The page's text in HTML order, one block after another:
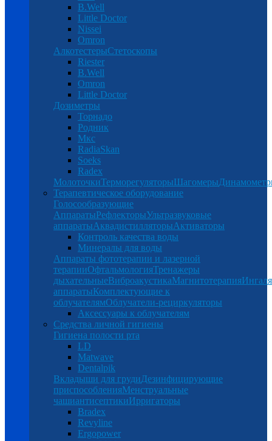
B.Well
Little Doctor
Nissei
Omron
АлкотестерыСтетоскопы
Riester
B.Well
Omron
Little Doctor
Дозиметры
Торнадо
Родник
Мкс
RadiaSkan
Soeks
Radex
МолоточкиТерморегуляторыШагомеры
Терапевтическое оборудование
Голосообразующие
АппаратыРефлекторыУльтразвуковые
аппаратыАквадистилляторыАктиваторы
Контроль качества воды
Минералы для воды
Аппараты фототерапии и лазерной
терапииОфтальмологияТренажеры
дыхательныеВиброакустикаМагнитотерапия
аппаратыКомплектующие к
облучателямОблучатели-рециркуляторы
Аксессуары к облучателям
Средства личной гигиены
Гигиена полости рта
LD
Matwave
Dentalpik
Вкладыши для грудиДезинфицирующие
приспособленияМенструальные
чашиантисептикиИрригаторы
Bradex
Revyline
Ergopower